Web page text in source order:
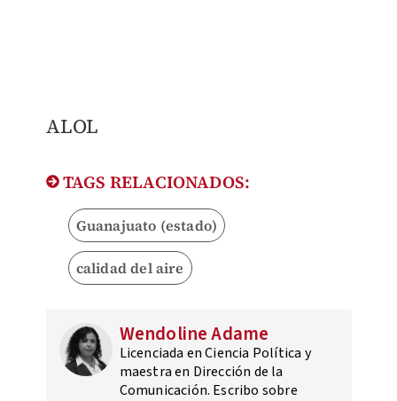
​ALOL
TAGS RELACIONADOS:
Guanajuato (estado)
calidad del aire
Wendoline Adame
Licenciada en Ciencia Política y
maestra en Dirección de la
Comunicación. Escribo sobre